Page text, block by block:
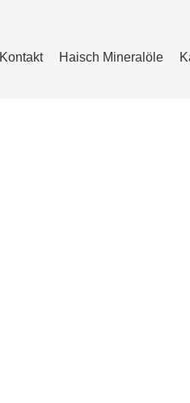
Kontakt Haisch Mineralöle